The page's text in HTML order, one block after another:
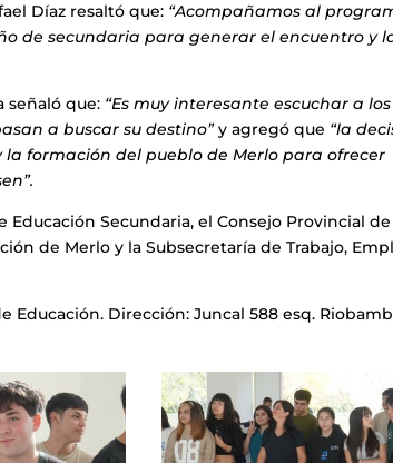
Díaz resaltó que: “Acompañamos al
de secundaria para generar el encuentro y
señaló que: “Es muy interesante escuchar a los
a buscar su destino”y agregó que “la
formación del pueblo de Merlo para ofrecer
Secundaria, el Consejo Provincial de
de Merlo y la Subsecretaría de Trabajo,
Dirección: Juncal 588 esq.